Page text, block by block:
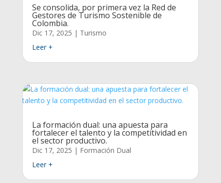
Se consolida, por primera vez la Red de
Gestores de Turismo Sostenible de
Colombia.
Dic 17, 2025 | Turismo
Leer +
La formación dual: una apuesta para
fortalecer el talento y la competitividad en
el sector productivo.
Dic 17, 2025 | Formación Dual
Leer +